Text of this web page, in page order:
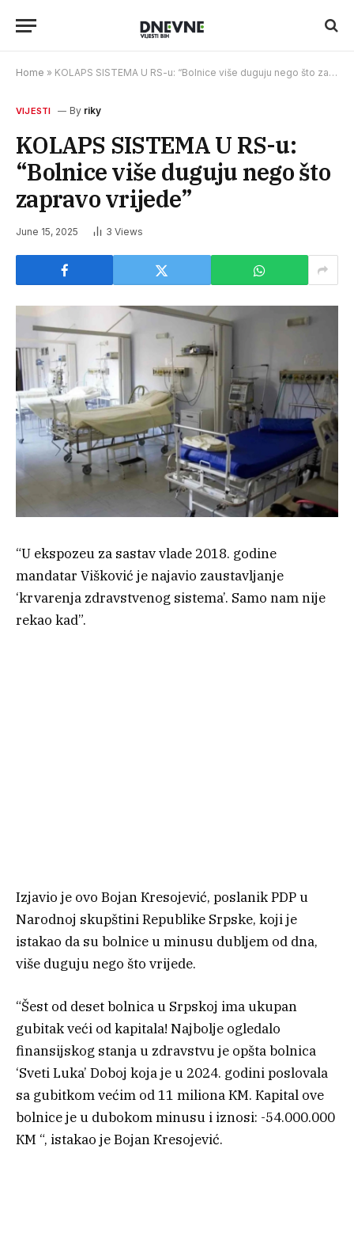
Home » KOLAPS SISTEMA U RS-u: “Bolnice više duguju nego što zapravo vrijede”
VIJESTI By riky
KOLAPS SISTEMA U RS-u:
“Bolnice više duguju nego što
zapravo vrijede”
June 15, 2025 3 Views
“U ekspozeu za sastav vlade 2018. godine
mandatar Višković je najavio zaustavljanje
‘krvarenja zdravstvenog sistema’. Samo nam nije
rekao kad”.
Izjavio je ovo Bojan Кresojević, poslanik PDP u
Narodnoj skupštini Republike Srpske, koji je
istakao da su bolnice u minusu dubljem od dna,
više duguju nego što vrijede.
“Šest od deset bolnica u Srpskoj ima ukupan
gubitak veći od kapitala! Najbolje ogledalo
finansijskog stanja u zdravstvu je opšta bolnica
‘Sveti Luka’ Doboj koja je u 2024. godini poslovala
sa gubitkom većim od 11 miliona КM. Кapital ove
bolnice je u dubokom minusu i iznosi: -54.000.000
КM “, istakao je Bojan Кresojević.